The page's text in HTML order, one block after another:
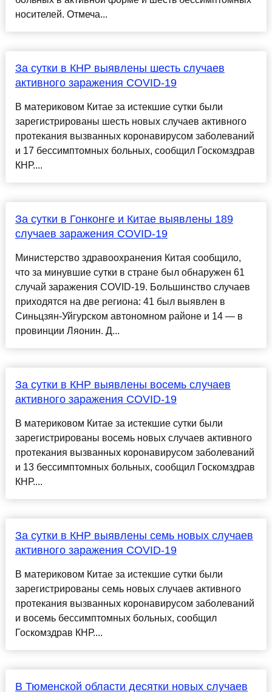
носителей. Отмеча...
За сутки в КНР выявлены шесть случаев
активного заражения COVID-19
В материковом Китае за истекшие сутки были
зарегистрированы шесть новых случаев активного
протекания вызванных коронавирусом заболеваний
и 17 бессимптомных больных, сообщил Госкомздрав
КНР....
За сутки в Гонконге и Китае выявлены 189
случаев заражения COVID-19
Министерство здравоохранения Китая сообщило,
что за минувшие сутки в стране был обнаружен 61
случай заражения COVID-19. Большинство случаев
приходятся на две региона: 41 был выявлен в
Синьцзян-Уйгурском автономном районе и 14 — в
провинции Ляонин. Д...
За сутки в КНР выявлены восемь случаев
активного заражения COVID-19
В материковом Китае за истекшие сутки были
зарегистрированы восемь новых случаев активного
протекания вызванных коронавирусом заболеваний
и 13 бессимптомных больных, сообщил Госкомздрав
КНР....
За сутки в КНР выявлены семь новых случаев
активного заражения COVID-19
В материковом Китае за истекшие сутки были
зарегистрированы семь новых случаев активного
протекания вызванных коронавирусом заболеваний
и восемь бессимптомных больных, сообщил
Госкомздрав КНР....
В Тюменской области десятки новых случаев